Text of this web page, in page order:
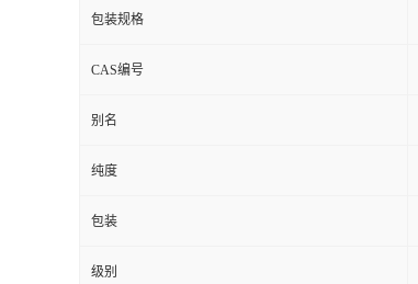
包装规格
CAS编号
别名
纯度
包装
级别